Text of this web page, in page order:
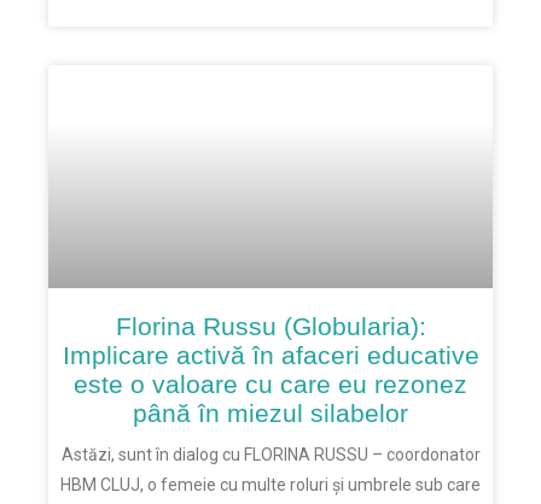
Florina Russu (Globularia):
Implicare activă în afaceri educative
este o valoare cu care eu rezonez
până în miezul silabelor
Astăzi, sunt în dialog cu FLORINA RUSSU – coordonator
HBM CLUJ, o femeie cu multe roluri și umbrele sub care